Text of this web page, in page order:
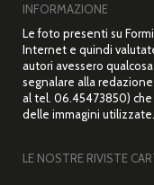
INFORMAZIONE
Le foto presenti su
Internet e quindi
autori avessero
segnalare alla
al tel. 06.45473850)
delle immagini utilizzate.
LE NOSTRE RIVISTE